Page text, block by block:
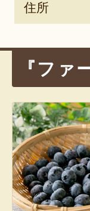
住所
『ファ